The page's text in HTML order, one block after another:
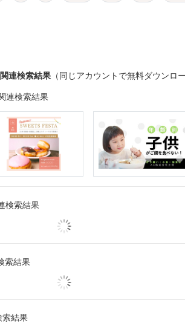
連検索結果 （同じアカウントで無料ダウンロ
連検索結果
検索結果
索結果
結果